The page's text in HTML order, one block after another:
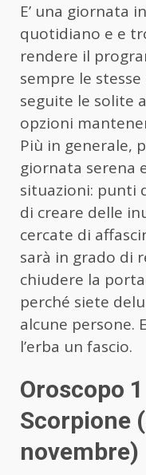
E’ una giornata
quotidiano e e
rendere il
sempre le
seguite le solite
opzioni
Più in generale,
giornata serena
situazioni: punti
di creare delle
cercate di
sarà in grado di
chiudere la
perché siete
alcune persone.
l’erba un fascio.
Oroscopo
Scorpione
novembre)